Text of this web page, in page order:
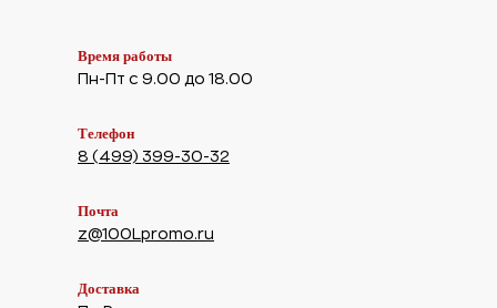
Время работы
Пн-Пт с 9.00 до 18.00
Телефон
8 (499) 399-30-32
Почта
z@100Lpromo.ru
Доставка